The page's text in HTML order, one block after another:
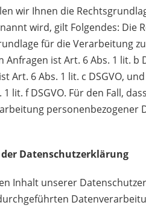
wir Ihnen die
wird, gilt Folgendes: Die
für die
ist Art. 6 Abs. 1 lit.
Art. 6 Abs. 1 lit. c DSGVO,
lit. f DSGVO. Für den Fall,
personenbezogener
Datenschutzerklärung
Inhalt unserer